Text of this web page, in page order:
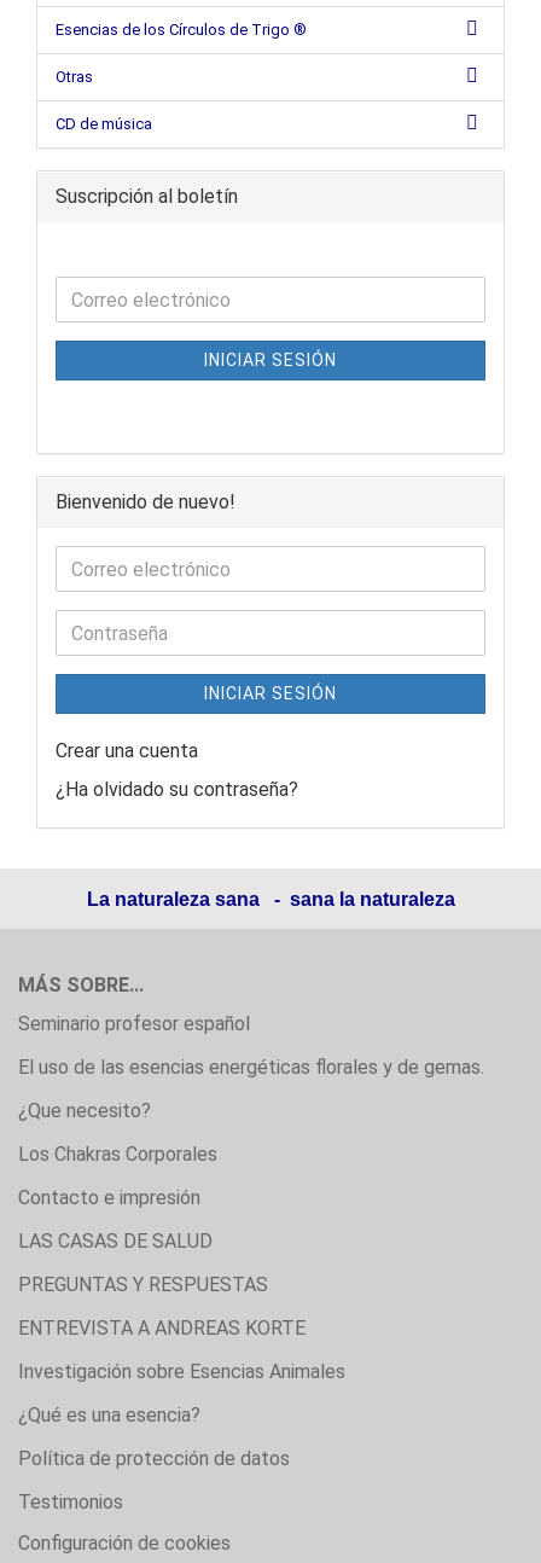
Esencias de los Círculos de Trigo ®
Otras
CD de música
Suscripción al boletín
INICIAR SESIÓN
Bienvenido de nuevo!
INICIAR SESIÓN
Crear una cuenta
¿Ha olvidado su contraseña?
La naturaleza sana - sana la naturaleza
MÁS SOBRE...
Seminario profesor español
El uso de las esencias energéticas florales y de gemas.
¿Que necesito?
Los Chakras Corporales
Contacto e impresión
LAS CASAS DE SALUD
PREGUNTAS Y RESPUESTAS
ENTREVISTA A ANDREAS KORTE
Investigación sobre Esencias Animales
¿Qué es una esencia?
Política de protección de datos
Testimonios
Configuración de cookies